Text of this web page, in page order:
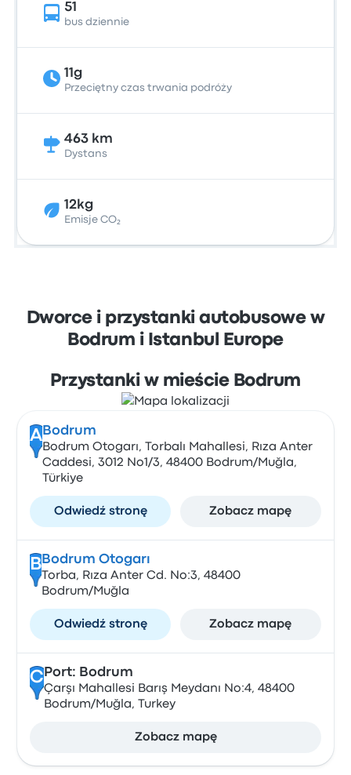
51
bus dziennie
11g
Przeciętny czas trwania podróży
463 km
Dystans
12kg
Emisje CO₂
Dworce i przystanki autobusowe w
Bodrum i Istanbul Europe
Przystanki w mieście Bodrum
A Bodrum
Bodrum Otogarı, Torbalı Mahallesi, Rıza Anter
Caddesi, 3012 No1/3, 48400 Bodrum/Muğla,
Türkiye
Odwiedź stronę Zobacz mapę
B Bodrum Otogarı
Torba, Rıza Anter Cd. No:3, 48400
Bodrum/Muğla
Odwiedź stronę Zobacz mapę
CPort: Bodrum
Çarşı Mahallesi Barış Meydanı No:4, 48400
Bodrum/Muğla, Turkey
Zobacz mapę